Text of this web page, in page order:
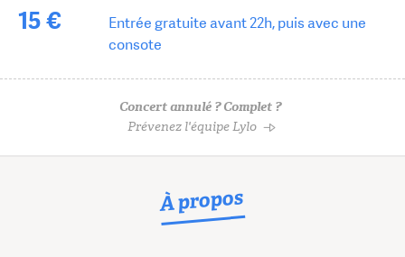
15 €
Entrée gratuite avant 22h, puis avec une
consote
Concert annulé ? Complet ?
Prévenez l'équipe Lylo
À propos